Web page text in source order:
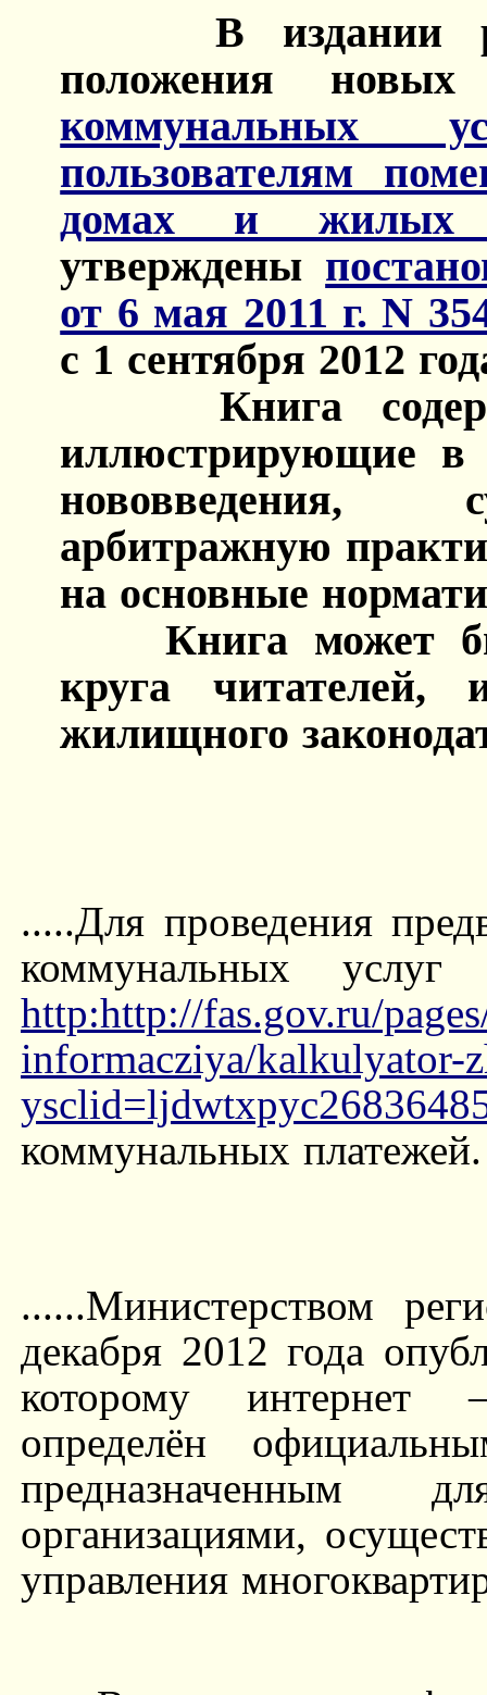
В издании
положения
коммунальных
пользователям
домах и
утверждены
от 6 мая 2011 г. N
с 1 сентября 2012
Книга
иллюстрирующие в
нововведения,
арбитражную
на основные
Книга может
круга читателей,
жилищного
.....Для проведения
коммунальных
http:http://fas.gov.ru/
informacziya/kalkulyator-
коммунальных платежей.
......Министерством
декабря 2012 года
которому
определён
предназначенным
организациями,
управления